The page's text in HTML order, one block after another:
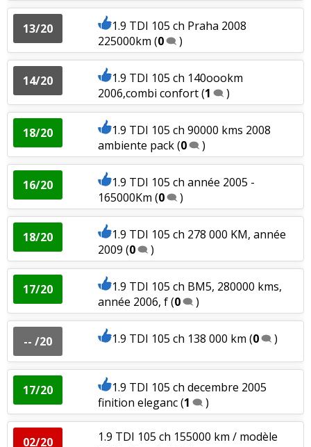
13/20
1.6 TDI 105 ch 43500kms, 2011,
greenline( 0)
10/20 1.6 TDI 105 ch manu, 2012 52000 km
)
18/20
1.6 TDI 105 ch 5 Vit Manuelles,
193000Km, N(0)
14/20
1.6 TDI 105 ch 55000kms, greenline,
2011( 0 )
1.6 TDI 105 ch
Manuelle,78000km.année 2010 mo(0
15/20
1.6 TDI 105 ch 76 800km, 2013,
élégance 2010 (0
17/20
1.6 TDI 105 ch DSG7 100400Km An
2013 élégance (0
00/20
70000km 12/2009 mod peps 1.6 TDI
105 cv (2)
16/20
1.6 TDI 105 ch BV,150000
kms,2011,Combi 4x4(0)
13/20
1.9 TDI 105 ch Praha 2008
225000km (0 )
14/20
1.9 TDI 105 ch 140oookm
2006,combi confort(1 )
18/20
1.9 TDI 105 ch 90000 kms 2008
ambiente pack(0 )
16/20
1.9 TDI 105 ch année 2005 -
165000Km (0 )
18/20
1.9 TDI 105 ch 278 000 KM, année
2009 (0 )
17/20
1.9 TDI 105 ch BM5, 280000 kms,
année 2006, f(0 )
-- /20 1.9 TDI 105 ch 138 000 km (0 )
17/20
1.9 TDI 105 ch decembre 2005
finition eleganc(1 )
02/20
1.9 TDI 105 ch 155000 km / modèle